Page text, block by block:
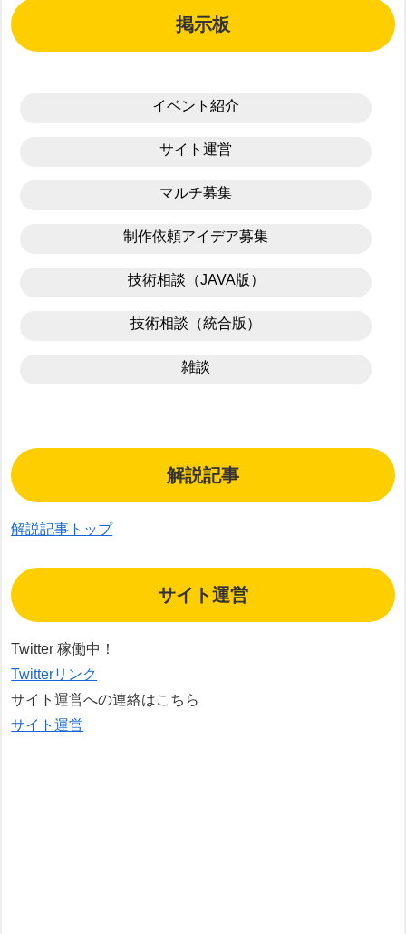
掲示板
イベント紹介
サイト運営
マルチ募集
制作依頼アイデア募集
技術相談（JAVA版）
技術相談（統合版）
雑談
解説記事
解説記事トップ
サイト運営
Twitter 稼働中！
Twitterリンク
サイト運営への連絡はこちら
サイト運営